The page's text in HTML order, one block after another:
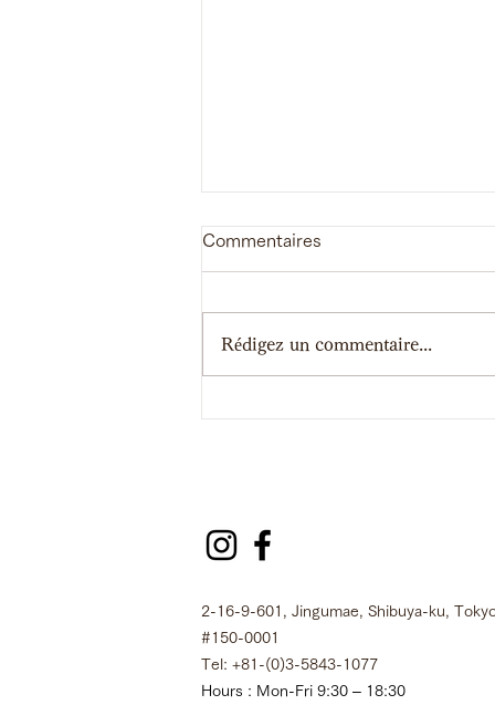
【Travail】Christian Dior :
Commentaires
Rédigez un commentaire...
2-16-9-601, Jingumae, Shibuya-ku,
#150-0001
Tel: +81-(0)3-5843-1077
Hours : Mon-Fri 9:30 – 18:30